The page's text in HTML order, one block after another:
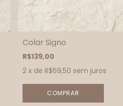
Colar Signo
R$139,00
2 x de R$69,50 sem juros
COMPRAR